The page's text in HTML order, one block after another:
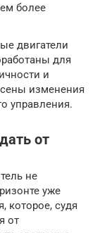
более
двигатели
для
и
изменения
управления.
от
не
уже
которое, судя
от